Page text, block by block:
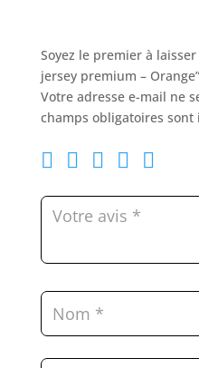
Soyez le premier à
jersey premium – Orange”
Votre adresse e-mail ne
champs obligatoires sont